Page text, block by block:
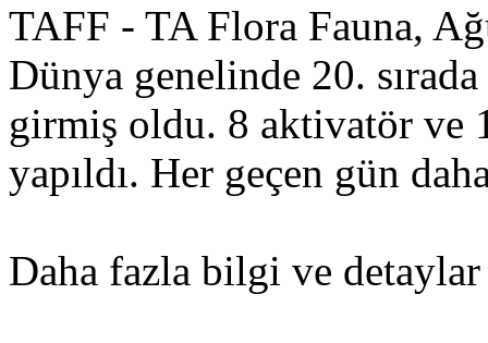
TAFF - TA Flora Fauna,
Dünya genelinde 20.
girmiş oldu. 8 aktivatör ve
yapıldı. Her geçen gün
Daha fazla bilgi ve